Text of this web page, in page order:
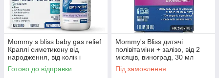
Mommy s bliss baby gas relief
Краплі симетикону від
народження, від колік і
газоутворення 30 мл
Готово до відправки
Mommy's Bliss дитячі
полівітаміни + залізо, від 2
місяців, виноград, 30 мл
Під замовлення